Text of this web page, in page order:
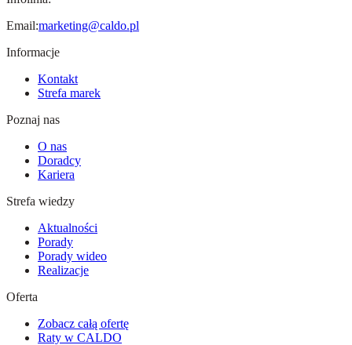
Email:marketing@caldo.pl
Informacje
Kontakt
Strefa marek
Poznaj nas
O nas
Doradcy
Kariera
Strefa wiedzy
Aktualności
Porady
Porady wideo
Realizacje
Oferta
Zobacz całą ofertę
Raty w CALDO